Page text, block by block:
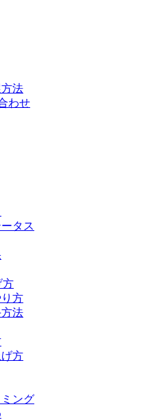
法
わせ
タス
方
方
法
方
ング